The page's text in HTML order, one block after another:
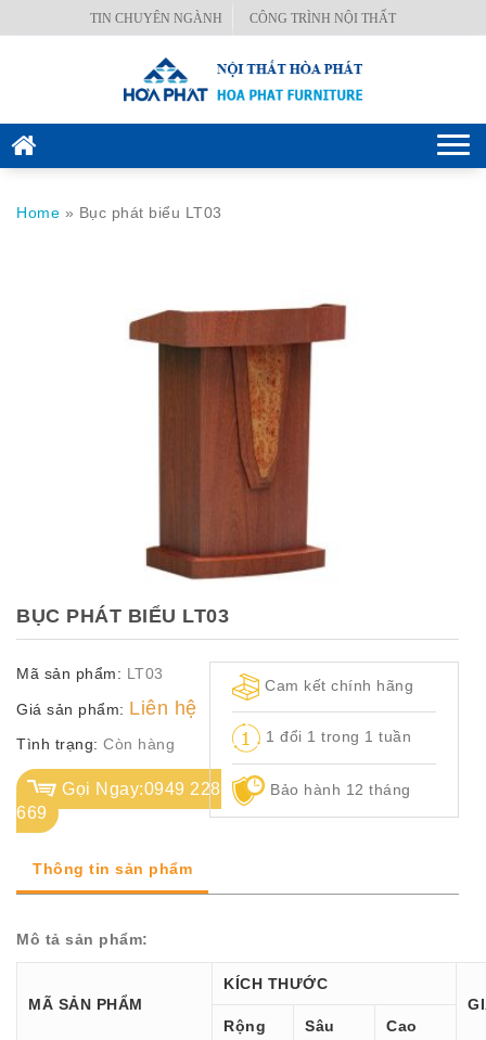
TIN CHUYÊN NGÀNH CÔNG TRÌNH NỘI THẤT
VĂN
MÃ
CH.
SÁCH
Q.
ĐỊNH
Home » Bục phát biểu LT03
BỤC PHÁT BIỂU LT03
Mã sản phẩm: LT03
Giá sản phẩm: Liên hệ
Tình trạng: Còn hàng
Gọi Ngay:0949 228
669
Cam kết chính hãng
1 đổi 1 trong 1 tuần
Bảo hành 12 tháng
Thông tin sản phẩm
Mô tả sản phẩm:
MÃ SẢN PHẨM
KÍCH THƯỚC
Rộng
Sâu Cao